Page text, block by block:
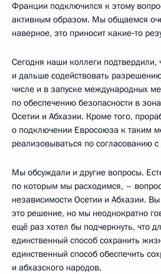
Франции подключился к этому
активным образом. Мы общаемся
наверное, это приносит какие‑то
Сегодня наши коллеги подтвердили,
и дальше содействовать
числе и в запуске международных
по обеспечению безопасности в
Осетии и Абхазии. Кроме того,
о подключении Евросоюза к таким
реализовываться по согласованию
Мы обсуждали и другие вопросы.
по которым мы расходимся, –
независимости Осетии и Абхазии.
это решение, но мы неоднократно
ещё раз хотел бы подчеркнуть, что
единственный способ сохранить
единственный способ обеспечить
и абхазского народов.